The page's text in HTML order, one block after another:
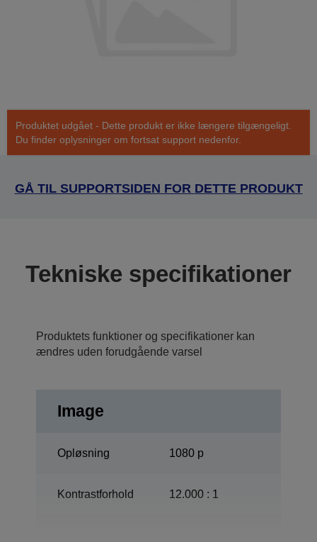
Produktet udgået - Dette produkt er ikke længere tilgængeligt.
Du finder oplysninger om fortsat support nedenfor.
GÅ TIL SUPPORTSIDEN FOR DETTE PRODUKT
Tekniske specifikationer
Produktets funktioner og specifikationer kan
ændres uden forudgående varsel
Image
Opløsning 1080 p
Kontrastforhold 12.000 : 1